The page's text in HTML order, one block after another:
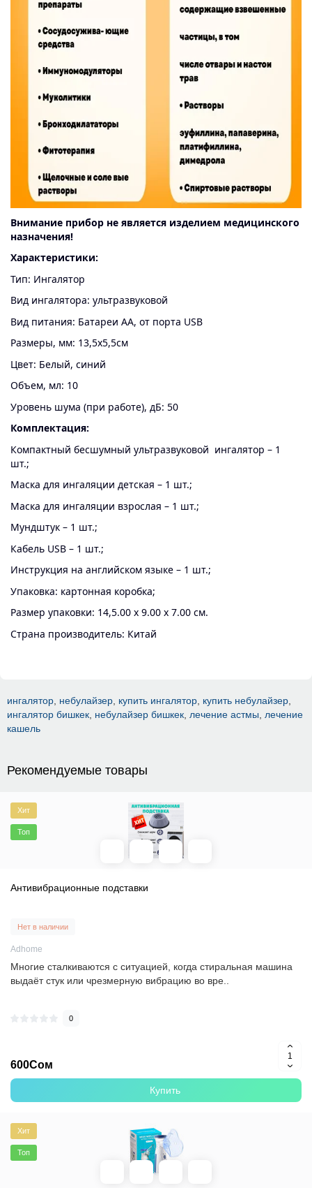
Внимание прибор не является изделием медицинского
назначения!
Характеристики:
Тип: Ингалятор
Вид ингалятора: ультразвуковой
Вид питания: Батареи AA, от порта USB
Размеры, мм: 13,5х5,5см
Цвет: Белый, синий
Объем, мл: 10
Уровень шума (при работе), дБ: 50
Комплектация:
Компактный бесшумный ультразвуковой ингалятор – 1
шт.;
Маска для ингаляции детская – 1 шт.;
Маска для ингаляции взрослая – 1 шт.;
Мундштук – 1 шт.;
Кабель USB – 1 шт.;
Инструкция на английском языке – 1 шт.;
Упаковка: картонная коробка;
Размер упаковки: 14,5.00 х 9.00 х 7.00 см.
Страна производитель: Китай
ингалятор небулайзер купить ингалятор купить небулайзер
ингалятор бишкек небулайзер бишкек лечение астмы
лечение
кашель
Рекомендуемые товары
Хит
Топ
Антивибрационные подставки
Нет в наличии
Adhome
Многие сталкиваются с ситуацией, когда стиральная машина
выдаёт стук или чрезмерную вибрацию во вре..
0
600Сом
Купить
Хит
Топ